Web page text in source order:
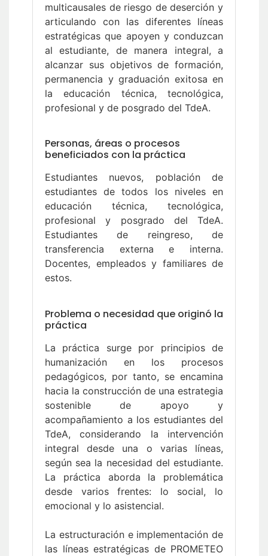
multicausales de riesgo de deserción y
articulando con las diferentes líneas
estratégicas que apoyen y conduzcan
al estudiante, de manera integral, a
alcanzar sus objetivos de formación,
permanencia y graduación exitosa en
la educación técnica, tecnológica,
profesional y de posgrado del TdeA.
Personas, áreas o procesos
beneficiados con la práctica
Estudiantes nuevos, población de
estudiantes de todos los niveles en
educación técnica, tecnológica,
profesional y posgrado del TdeA.
Estudiantes de reingreso, de
transferencia externa e interna.
Docentes, empleados y familiares de
estos.
Problema o necesidad que originó la
práctica
La práctica surge por principios de
humanización en los procesos
pedagógicos, por tanto, se encamina
hacia la construcción de una estrategia
sostenible de apoyo y
acompañamiento a los estudiantes del
TdeA, considerando la intervención
integral desde una o varias líneas,
según sea la necesidad del estudiante.
La práctica aborda la problemática
desde varios frentes: lo social, lo
emocional y lo asistencial.
La estructuración e implementación de
las líneas estratégicas de PROMETEO